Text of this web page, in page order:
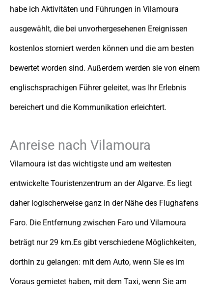
habe ich Aktivitäten und Führungen in Vilamoura
ausgewählt, die bei unvorhergesehenen Ereignissen
kostenlos storniert werden können und die am besten
bewertet worden sind. Außerdem werden sie von einem
englischsprachigen Führer geleitet, was Ihr Erlebnis
bereichert und die Kommunikation erleichtert.
Anreise nach Vilamoura
Vilamoura ist das wichtigste und am weitesten
entwickelte Touristenzentrum an der Algarve. Es liegt
daher logischerweise ganz in der Nähe des Flughafens
Faro. Die Entfernung zwischen Faro und Vilamoura
beträgt nur 29 km.Es gibt verschiedene Möglichkeiten,
dorthin zu gelangen: mit dem Auto, wenn Sie es im
Voraus gemietet haben, mit dem Taxi, wenn Sie am